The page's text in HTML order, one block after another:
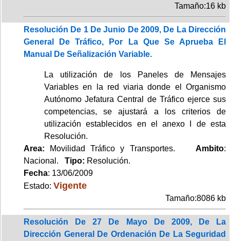
Tamaño:16 kb
Resolución De 1 De Junio De 2009, De La Dirección
General De Tráfico, Por La Que Se Aprueba El
Manual De Señalización Variable.
La utilización de los Paneles de Mensajes
Variables en la red viaria donde el Organismo
Autónomo Jefatura Central de Tráfico ejerce sus
competencias, se ajustará a los criterios de
utilización establecidos en el anexo I de esta
Resolución.
Area: Movilidad Tráfico y Transportes. Ambito:
Nacional. Tipo: Resolución.
Fecha: 13/06/2009
Estado: Vigente
Tamaño:8086 kb
Resolución De 27 De Mayo De 2009, De La
Dirección General De Ordenación De La Seguridad